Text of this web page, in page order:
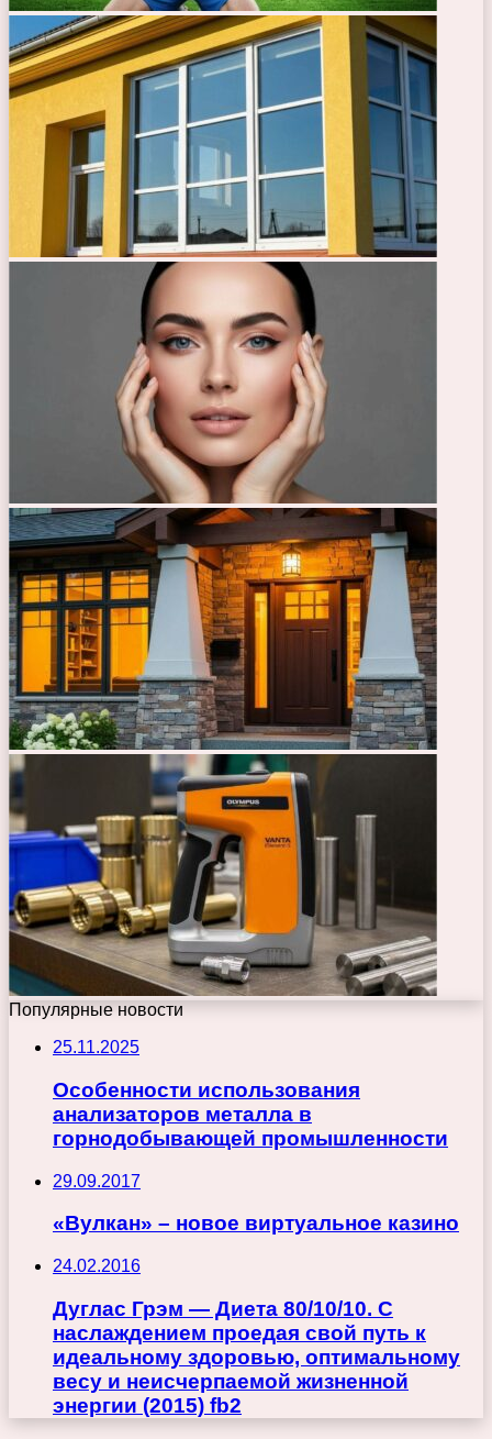
Популярные новости
25.11.2025
Особенности использования
анализаторов металла в
горнодобывающей промышленности
29.09.2017
«Вулкан» – новое виртуальное казино
24.02.2016
Дуглас Грэм — Диета 80/10/10. С
наслаждением проедая свой путь к
идеальному здоровью, оптимальному
весу и неисчерпаемой жизненной
энергии (2015) fb2